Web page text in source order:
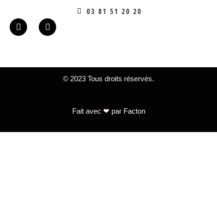
03 81 51 20 20
© 2023 Tous droits réservés.
Fait avec ❤ par Facton